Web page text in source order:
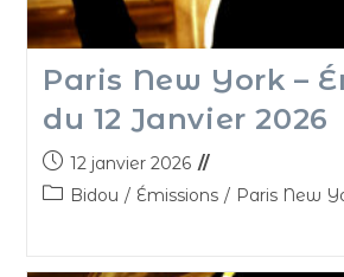
Paris New York –
du 12 Janvier 2026
12 janvier 2026
Bidou / Émissions / Paris New